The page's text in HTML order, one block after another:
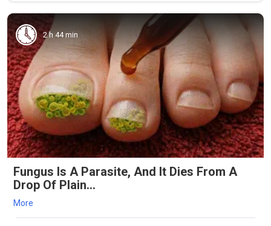
2 h 44 min
Fungus Is A Parasite, And It Dies From A
Drop Of Plain...
More